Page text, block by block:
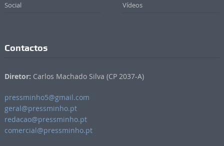
Social Vídeos
Contactos
Diretor: Carlos Machado Silva (CP 2037-A)
pressminho5@gmail.com
geral@pressminho.pt
redacao@pressminho.pt
comercial@pressminho.pt